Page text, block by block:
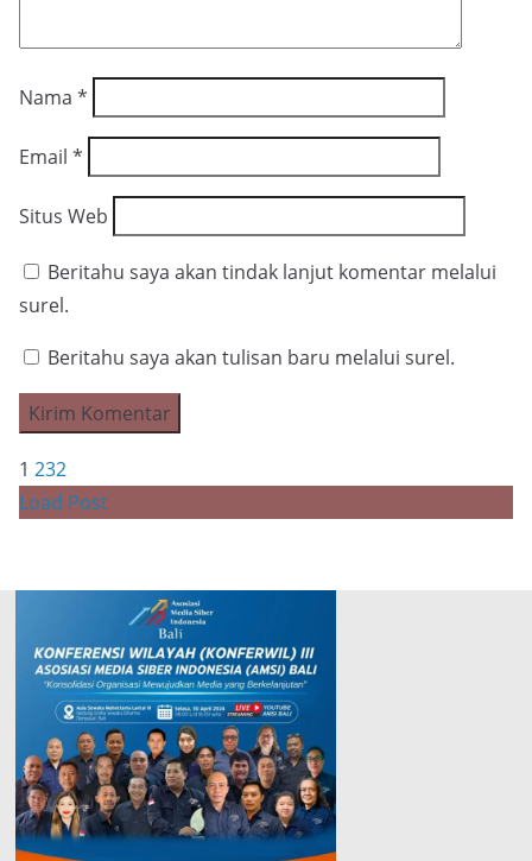
Nama *
Email *
Situs Web
Beritahu saya akan tindak lanjut komentar melalui
surel.
Beritahu saya akan tulisan baru melalui surel.
1 232
Load Post